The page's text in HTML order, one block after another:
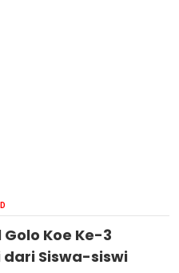
Koe Ke-3
dari Siswa-siswi